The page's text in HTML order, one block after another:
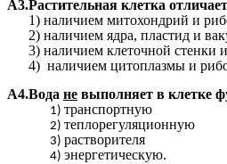
А3.Растительная клетка
1) наличием митохондрий и
2) наличием ядра, пластид и
3) наличием клеточной стенки
4) наличием цитоплазмы и
А4.Вода не выполняет в клетке
транспортную
теплорегуляционную
растворителя
энергетическую.